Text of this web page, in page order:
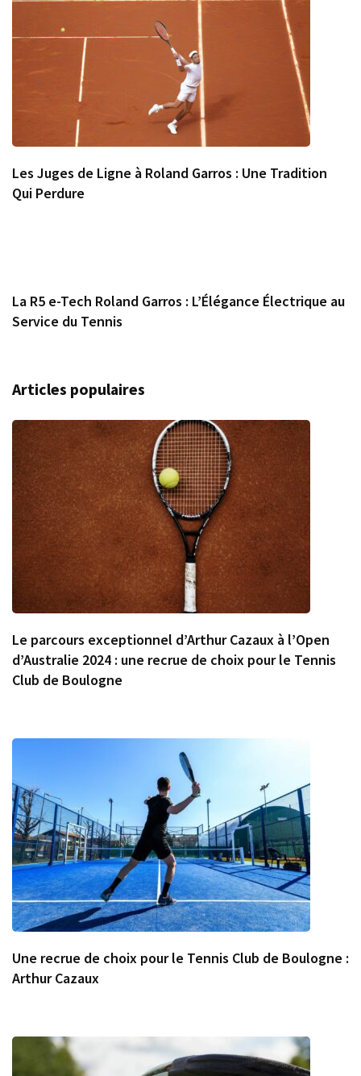
Les Juges de Ligne à Roland Garros : Une Tradition
Qui Perdure
La R5 e-Tech Roland Garros : L’Élégance Électrique au
Service du Tennis
Articles populaires
Le parcours exceptionnel d’Arthur Cazaux à l’Open
d’Australie 2024 : une recrue de choix pour le Tennis
Club de Boulogne
Une recrue de choix pour le Tennis Club de Boulogne :
Arthur Cazaux